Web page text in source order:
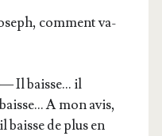
com­ment va-
— Il baisse… il
baisse… A mon avis,
il baisse de plus en